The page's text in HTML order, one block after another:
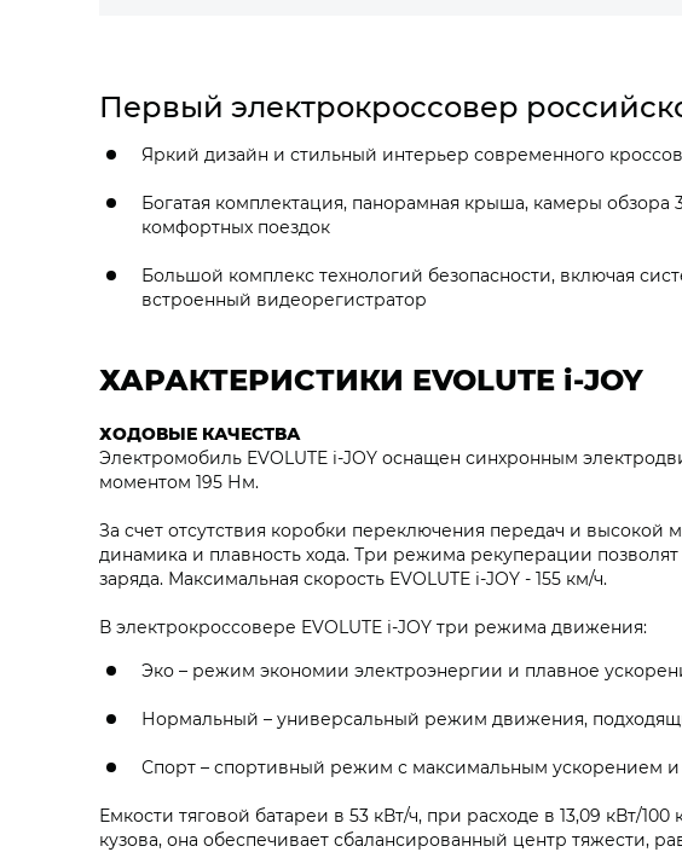
Первый электрокроссовер
Яркий дизайн и стильный интерьер современного
Богатая комплектация, панорамная крыша, камеры обзора
комфортных поездок
Большой комплекс технологий безопасности, включая
встроенный видеорегистратор
ХАРАКТЕРИСТИКИ EVOLUTE i‑JOY
ХОДОВЫЕ КАЧЕСТВА
Электромобиль EVOLUTE i‑JOY оснащен синхронным
моментом 195 Нм.
За счет отсутствия коробки переключения передач и высокой
динамика и плавность хода. Три режима рекуперации
заряда. Максимальная скорость EVOLUTE i‑JOY - 155 км/ч.
В электрокроссовере EVOLUTE i‑JOY три режима движения:
Эко – режим экономии электроэнергии и плавное
Нормальный – универсальный режим движения,
Спорт – спортивный режим с максимальным ускорением
Емкости тяговой батареи в 53 кВт/ч, при расходе в 13,09 кВт/
кузова, она обеспечивает сбалансированный центр тяжести,